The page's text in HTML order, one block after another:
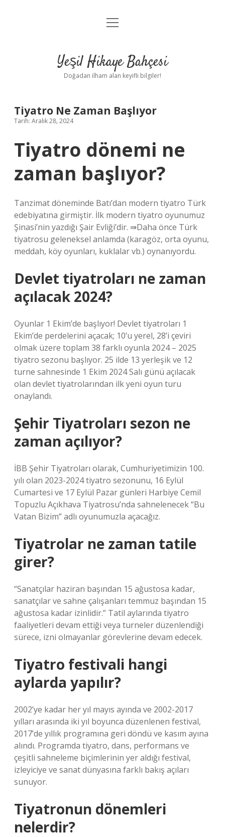
Anasayfa
Yasal Uyarı
menüyü
Yeşil Hikaye Bahçesi
Doğadan ilham alan keyifli bilgiler!
Tiyatro Ne Zaman Başlıyor
Tarih: Aralık 28, 2024
Tiyatro dönemi ne
zaman başlıyor?
Tanzimat döneminde Batı’dan modern tiyatro Türk
edebiyatına girmiştir. İlk modern tiyatro oyunumuz
Şinasi’nin yazdığı Şair Evliği’dir. ⇛Daha önce Türk
tiyatrosu geleneksel anlamda (karagöz, orta oyunu,
meddah, köy oyunları, kuklalar vb.) oynanıyordu.
Devlet tiyatroları ne zaman
açılacak 2024?
Oyunlar 1 Ekim’de başlıyor! Devlet tiyatroları 1
Ekim’de perdelerini açacak; 10’u yerel, 28’i çeviri
olmak üzere toplam 38 farklı oyunla 2024 – 2025
tiyatro sezonu başlıyor. 25 ilde 13 yerleşik ve 12
turne sahnesinde 1 Ekim 2024 Salı günü açılacak
olan devlet tiyatrolarından ilk yeni oyun turu
onaylandı.
Şehir Tiyatroları sezon ne
zaman açılıyor?
İBB Şehir Tiyatroları olarak, Cumhuriyetimizin 100.
yılı olan 2023-2024 tiyatro sezonunu, 16 Eylül
Cumartesi ve 17 Eylül Pazar günleri Harbiye Cemil
Topuzlu Açıkhava Tiyatrosu’nda sahnelenecek “Bu
Vatan Bizim” adlı oyunumuzla açacağız.
Tiyatrolar ne zaman tatile
girer?
“Sanatçılar haziran başından 15 ağustosa kadar,
sanatçılar ve sahne çalışanları temmuz başından 15
ağustosa kadar izinlidir.” Tatil aylarında tiyatro
faaliyetleri devam ettiği veya turneler düzenlendiği
sürece, izni olmayanlar görevlerine devam edecek.
Tiyatro festivali hangi
aylarda yapılır?
2002’ye kadar her yıl mayıs ayında ve 2002-2017
yılları arasında iki yıl boyunca düzenlenen festival,
2017’de yıllık programına geri döndü ve kasım ayına
alındı. Programda tiyatro, dans, performans ve
çeşitli sahneleme biçimlerinin yer aldığı festival,
izleyiciye ve sanat dünyasına farklı bakış açıları
sunuyor.
Tiyatronun dönemleri
nelerdir?